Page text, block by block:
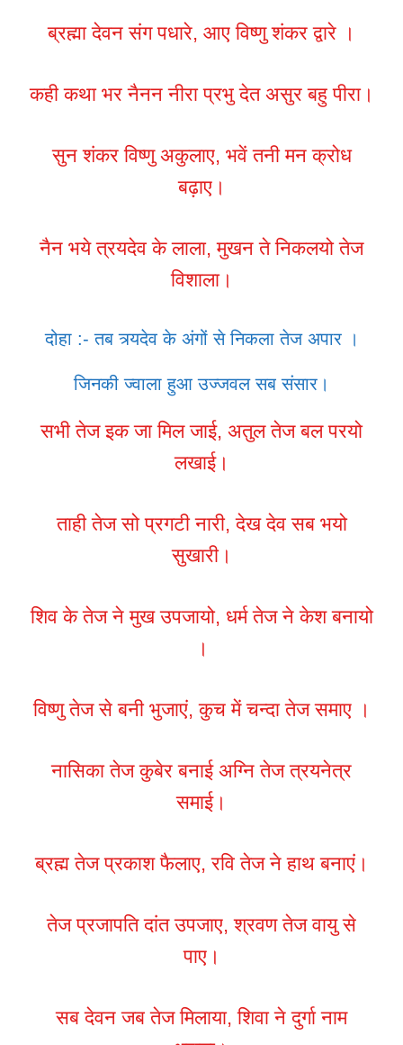
ब्रह्मा देवन संग पधारे, आए विष्णु शंकर द्वारे ।
कही कथा भर नैनन नीरा प्रभु देत असुर बहु पीरा।
सुन शंकर विष्णु अकुलाए, भवें तनी मन क्रोध
बढ़ाए।
नैन भये त्रयदेव के लाला, मुखन ते निकलयो तेज
विशाला।
दोहा :- तब त्र्यदेव के अंगों से निकला तेज अपार ।
जिनकी ज्वाला हुआ उज्जवल सब संसार।
सभी तेज इक जा मिल जाई, अतुल तेज बल परयो
लखाई।
ताही तेज सो प्रगटी नारी, देख देव सब भयो
सुखारी।
शिव के तेज ने मुख उपजायो, धर्म तेज ने केश बनायो
।
विष्णु तेज से बनी भुजाएं, कुच में चन्दा तेज समाए ।
नासिका तेज कुबेर बनाई अग्नि तेज त्रयनेत्र
समाई।
ब्रह्म तेज प्रकाश फैलाए, रवि तेज ने हाथ बनाएं।
तेज प्रजापति दांत उपजाए, श्रवण तेज वायु से
पाए।
सब देवन जब तेज मिलाया, शिवा ने दुर्गा नाम